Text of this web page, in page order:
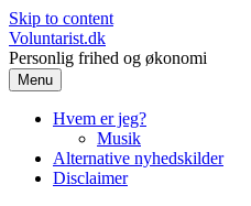
Skip to content
Voluntarist.dk
Personlig frihed og økonomi
Menu
Hvem er jeg?
Musik
Alternative nyhedskilder
Disclaimer